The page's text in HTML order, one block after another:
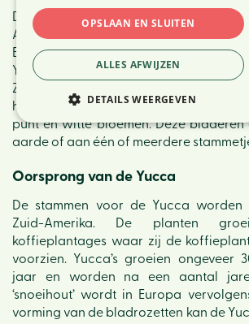
De Yucca komt uit de familie van de
Agavaceae, waartoe ook
Beaucarnea en Cordyline behoren.
Yucca voor in warme en droge
Zuid-Amerika en het Caribisch
hebben vaak dikke, leerachtige
punt en witte bloemen. Deze
aarde of aan één of meerdere
Oorsprong van de Yucca
De stammen voor de Yucca worden
Zuid-Amerika. De planten
koffieplantages waar zij de
voorzien. Yucca’s groeien ongeveer
jaar en worden na een aantal
‘snoeihout’ wordt in Europa
vorming van de bladrozetten kan de
OPSLAAN EN SLUITEN
ALLES AFWIJZEN
DETAILS WEERGEVEN